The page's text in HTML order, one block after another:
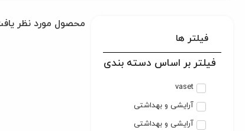
فیلتر ها
فیلتر بر اساس دسته بندی
vaset
آرایشی و بهداشتی
آرایشی و بهداشتی
محصول مورد نظر